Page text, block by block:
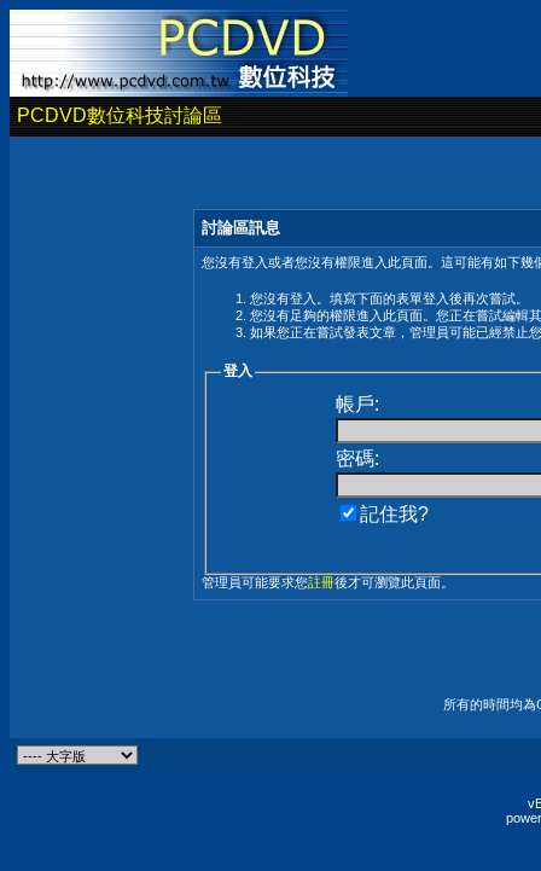
PCDVD數位科技討論區
討論區訊息
您沒有登入或者您沒有權限進入此頁面。這可能有如下幾
您沒有登入。填寫下面的表單登入後再次嘗試。
您沒有足夠的權限進入此頁面。您正在嘗試編輯
如果您正在嘗試發表文章，管理員可能已經禁止
登入
帳戶:
密碼:
記住我?
管理員可能要求您註冊後才可瀏覽此頁面。
所有的時間均為